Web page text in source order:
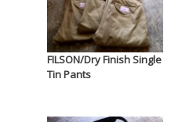
FILSON/Dry Finish Single
Tin Pants